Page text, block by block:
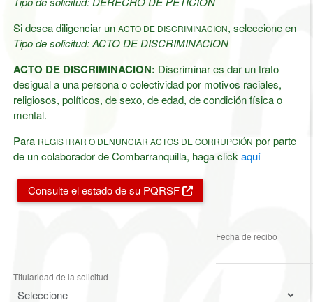
Si desea diligenciar un ACTO DE DISCRIMINACION, seleccione en
Tipo de solicitud: ACTO DE DISCRIMINACION
ACTO DE DISCRIMINACION: Discriminar es dar un trato
desigual a una persona o colectividad por motivos raciales,
religiosos, políticos, de sexo, de edad, de condición física o
mental.
Para REGISTRAR O DENUNCIAR ACTOS DE CORRUPCIÓN por parte
de un colaborador de Combarranquilla, haga click aquí
Consulte el estado de su PQRSF
Fecha de recibo
Titularidad de la solicitud